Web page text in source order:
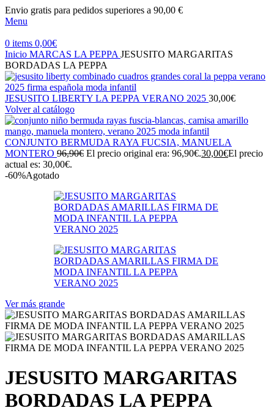
Envio gratis para pedidos superiores a 90,00 €
Menu
0 items 0,00€
Inicio MARCAS LA PEPPA JESUSITO MARGARITAS
BORDADAS LA PEPPA
JESUSITO LIBERTY LA PEPPA VERANO 2025 30,00€
Volver al catálogo
CONJUNTO BERMUDA RAYA FUCSIA, MANUELA
MONTERO 96,90€ El precio original era: 96,90€.30,00€El precio
actual es: 30,00€.
-60%Agotado
Ver más grande
JESUSITO MARGARITAS
BORDADAS LA PEPPA